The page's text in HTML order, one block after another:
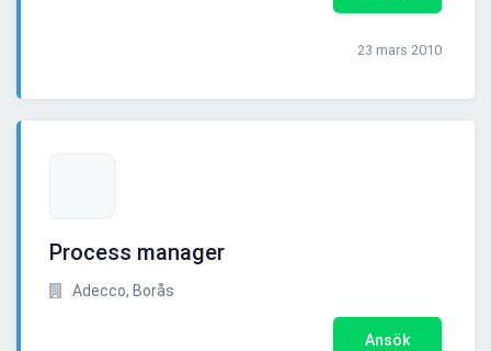
23 mars 2010
Process manager
Adecco, Borås
Ansök